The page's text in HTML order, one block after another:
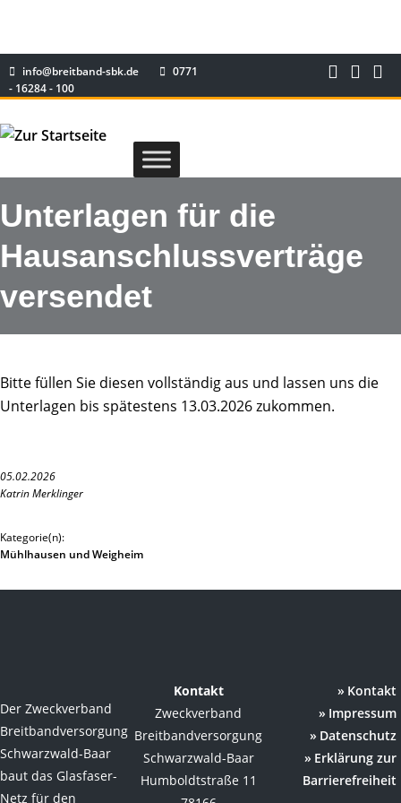
info@breitband-sbk.de
0771
- 16284 - 100
Unterlagen für die
Hausanschlussverträge
versendet
Bitte füllen Sie diesen vollständig aus und lassen uns die
Unterlagen bis spätestens 13.03.2026 zukommen.
05.02.2026
Katrin Merklinger
Kategorie(n):
Mühlhausen und Weigheim
Der Zweckverband
Breitbandversorgung
Schwarzwald-Baar
baut das Glasfaser-
Netz für den
Kontakt
Zweckverband
Breitbandversorgung
Schwarzwald-Baar
Humboldtstraße 11
Kontakt
Impressum
Datenschutz
Erklärung zur
Barrierefreiheit